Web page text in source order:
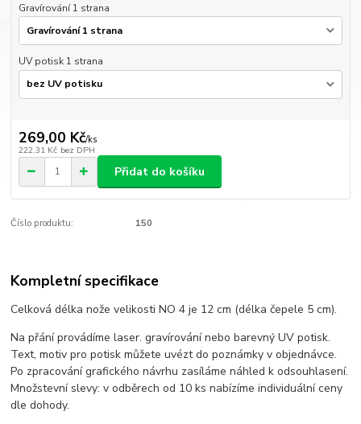
Gravírování 1 strana
UV potisk 1 strana
269,00 Kč/ks
222,31 Kč bez DPH
Přidat do košíku
Číslo produktu: 150
Kompletní specifikace
Celková délka nože velikosti NO 4 je 12 cm (délka čepele 5 cm).
Na přání provádíme laser. gravírování nebo barevný UV potisk.
Text, motiv pro potisk můžete uvézt do poznámky v objednávce.
Po zpracování grafického návrhu zasíláme náhled k odsouhlasení.
Množstevní slevy: v odběrech od 10 ks nabízíme individuální ceny
dle dohody.